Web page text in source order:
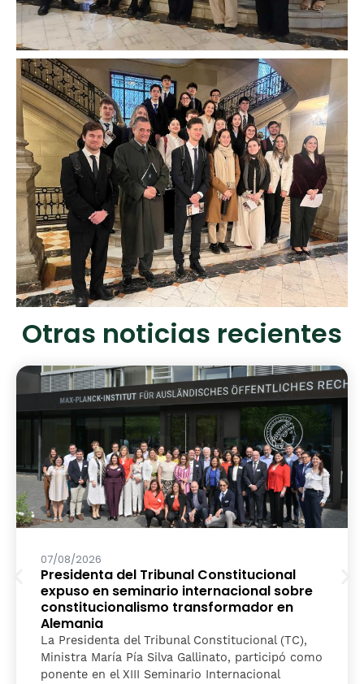
Otras noticias recientes
07/08/2026
Presidenta del Tribunal Constitucional
expuso en seminario internacional sobre
constitucionalismo transformador en
Alemania
La Presidenta del Tribunal Constitucional (TC),
Ministra María Pía Silva Gallinato, participó como
ponente en el XIII Seminario Internacional